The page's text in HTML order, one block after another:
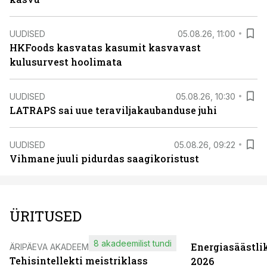
UUDISED 05.08.26, 11:00
HKFoods kasvatas kasumit kasvavast
kulusurvest hoolimata
UUDISED 05.08.26, 10:30
LATRAPS sai uue teraviljakaubanduse juhi
UUDISED 05.08.26, 09:22
Vihmane juuli pidurdas saagikoristust
ÜRITUSED
ÄRIPÄEVA AKADEEMIA
Tehisintellekti meistriklass
8 akadeemilist tundi
2026